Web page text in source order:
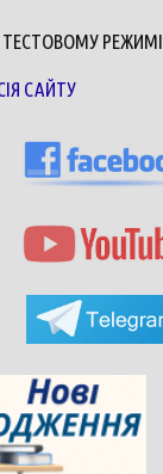
РЕЖИМІ
САЙТУ